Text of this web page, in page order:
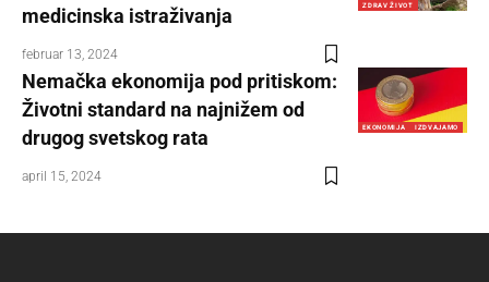
ZDRAV ŽIVOT
medicinska istraživanja
februar 13, 2024
EKONOMIJA IZDVAJAMO
Nemačka ekonomija pod pritiskom:
Životni standard na najnižem od
drugog svetskog rata
april 15, 2024